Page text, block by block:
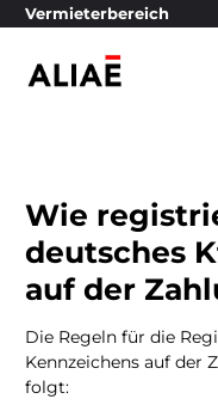
Vermieterbereich
Bezahlseite
Wie
deutsches
auf der
Die Regeln für die
Kennzeichens auf der
folgt: